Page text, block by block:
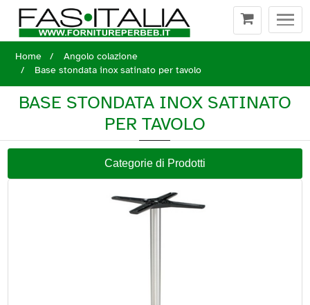
Home
Angolo colazione
Base stondata inox satinato per tavolo
BASE STONDATA INOX SATINATO
PER TAVOLO
Categorie di Prodotti